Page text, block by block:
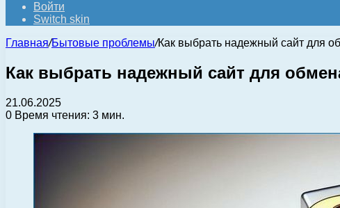
Войти
Switch skin
Главная/Бытовые проблемы/Как выбрать надежный сайт для
Как выбрать надежный сайт для
21.06.2025
0 Время чтения: 3 мин.